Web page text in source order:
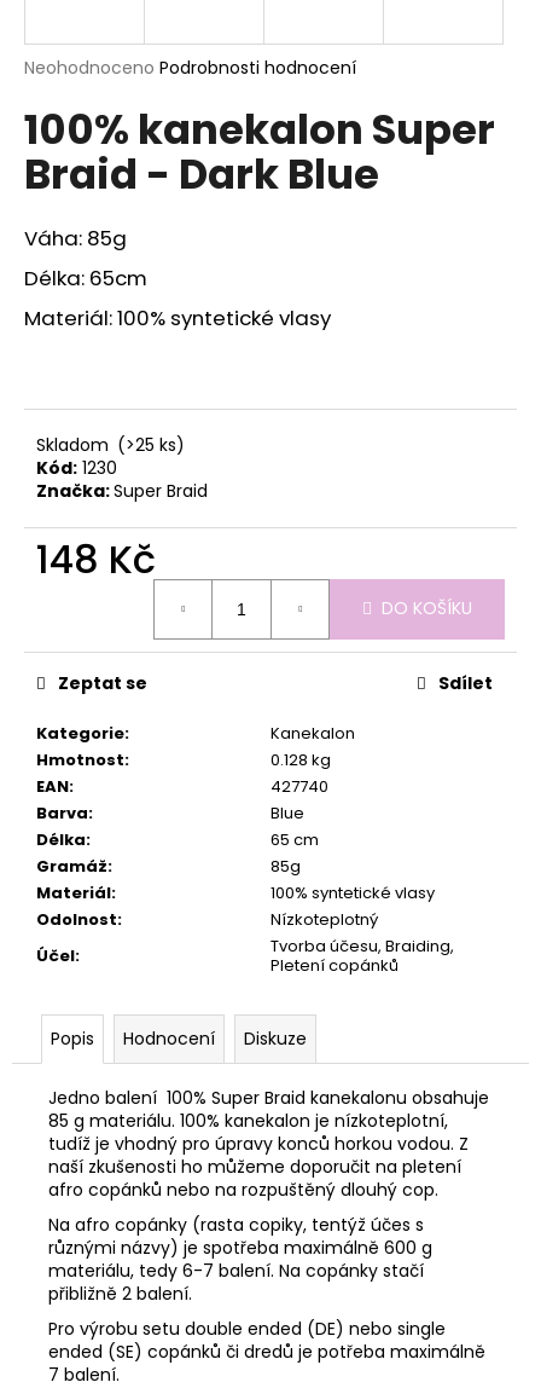
Průměrné
produktu
0,0
hvězdiček.
Neohodnoceno Podrobnosti hodnocení
100% kanekalon Super
Braid - Dark Blue
Váha: 85g
Délka: 65cm
Materiál: 100% syntetické vlasy
Skladom (>25 ks)
Kód: 1230
Značka:Super Braid
148 Kč
DO KOŠÍKU
Kategorie:
Kanekalon
Hmotnost:
0.128 kg
EAN:
427740
Barva:
Blue
Délka:
65 cm
Gramáž:
85g
Materiál:
100% syntetické vlasy
Odolnost:
Nízkoteplotný
Účel:
Tvorba účesu, Braiding,
Pletení copánků
Zeptat se Sdílet
Popis Hodnocení Diskuze
Jedno balení 100% Super Braid kanekalonu obsahuje
85 g materiálu. 100% kanekalon je nízkoteplotní,
tudíž je vhodný pro úpravy konců horkou vodou. Z
naší zkušenosti ho můžeme doporučit na pletení
afro copánků nebo na rozpuštěný dlouhý cop.
Na afro copánky (rasta copiky, tentýž účes s
různými názvy) je spotřeba maximálně 600 g
materiálu, tedy 6-7 balení. Na copánky stačí
přibližně 2 balení.
Pro výrobu setu double ended (DE) nebo single
ended (SE) copánků či dredů je potřeba maximálně
7 balení.
j
t
?
o
p
o
u
č
m
e